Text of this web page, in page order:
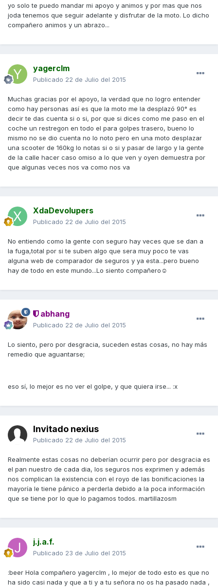
yo solo te puedo mandar mi apoyo y animos y por mas que nos
joda tenemos que seguir adelante y disfrutar de la moto. Lo dicho
compañero animos y un abrazo...
yagerclm
Publicado 22 de Julio del 2015
Muchas gracias por el apoyo, la verdad que no logro entender
como hay personas así es que la moto me la desplazó 90° es
decir te das cuenta si o si, por que si dices como me paso en el
coche un restregon en todo el para golpes trasero, bueno lo
mismo no se dio cuenta no lo noto pero en una moto desplazar
una scooter de 160kg lo notas si o si y pasar de largo y la gente
de la calle hacer caso omiso a lo que ven y oyen demuestra por
que algunas veces nos va como nos va
XdaDevolupers
Publicado 22 de Julio del 2015
No entiendo como la gente con seguro hay veces que se dan a
la fuga,total por si te suben algo que sera muy poco te vas
alguna web de comparador de seguros y ya esta...pero bueno
hay de todo en este mundo...Lo siento compañero☺
abhang
Publicado 22 de Julio del 2015
Lo siento, pero por desgracia, suceden estas cosas, no hay más
remedio que aguantarse;
eso sí, lo mejor es no ver el golpe, y que quiera irse... :x
Invitado nexius
Publicado 22 de Julio del 2015
Realmente estas cosas no deberían ocurrir pero por desgracia es
el pan nuestro de cada dia, los seguros nos exprimen y además
nos complican la existencia con el royo de las bonificaciones la
mayoría le tiene pánico a perderla debido a la poca información
que se tiene por lo que lo pagamos todos. martillazosm
j.j.a.f.
Publicado 23 de Julio del 2015
:beer Hola compañero yagerclm , lo mejor de todo esto es que no
ha sido casi nada y que a ti y a tu señora no os ha pasado nada ,